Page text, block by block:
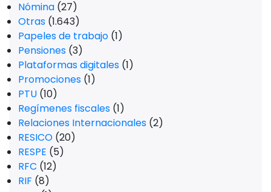
Nómina (27)
Otras (1.643)
Papeles de trabajo (1)
Pensiones (3)
Plataformas digitales (1)
Promociones (1)
PTU (10)
Regímenes fiscales (1)
Relaciones Internacionales (2)
RESICO (20)
RESPE (5)
RFC (12)
RIF (8)